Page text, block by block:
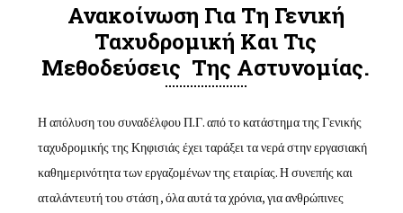
Ανακοίνωση Για Τη Γενική
Ταχυδρομική Και Τις
Μεθοδεύσεις Της Αστυνομίας.
Η απόλυση του συναδέλφου Π.Γ. από το κατάστημα της Γενικής
ταχυδρομικής της Κηφισιάς έχει ταράξει τα νερά στην εργασιακή
καθημερινότητα των εργαζομένων της εταιρίας. Η συνεπής και
αταλάντευτή του στάση , όλα αυτά τα χρόνια, για ανθρώπινες